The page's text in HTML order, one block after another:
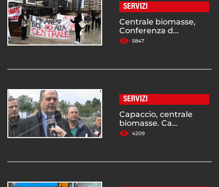
SERVIZI
Centrale biomasse,
Conferenza d...
5847
SERVIZI
Capaccio, centrale
biomasse. Ca...
4209